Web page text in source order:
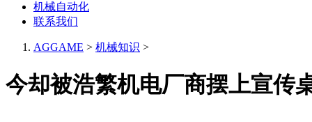
机械自动化
联系我们
AGGAME > 机械知识 >
今却被浩繁机电厂商摆上宣传